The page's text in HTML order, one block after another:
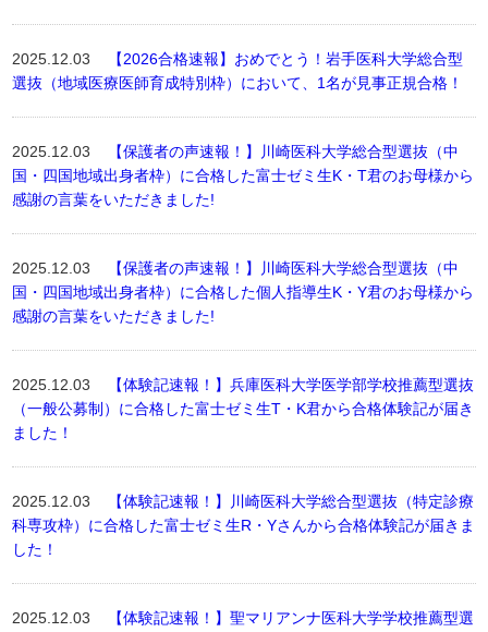
2025.12.03
【2026合格速報】おめでとう！岩手医科大学総合型
選抜（地域医療医師育成特別枠）において、1名が見事正規合格！
2025.12.03
【保護者の声速報！】川崎医科大学総合型選抜（中
国・四国地域出身者枠）に合格した富士ゼミ生K・T君のお母様から
感謝の言葉をいただきました!
2025.12.03
【保護者の声速報！】川崎医科大学総合型選抜（中
国・四国地域出身者枠）に合格した個人指導生K・Y君のお母様から
感謝の言葉をいただきました!
2025.12.03
【体験記速報！】兵庫医科大学医学部学校推薦型選抜
（一般公募制）に合格した富士ゼミ生T・K君から合格体験記が届き
ました！
2025.12.03
【体験記速報！】川崎医科大学総合型選抜（特定診療
科専攻枠）に合格した富士ゼミ生R・Yさんから合格体験記が届きま
した！
2025.12.03
【体験記速報！】聖マリアンナ医科大学学校推薦型選